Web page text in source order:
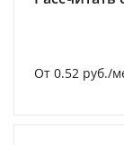
От 0.52 руб./